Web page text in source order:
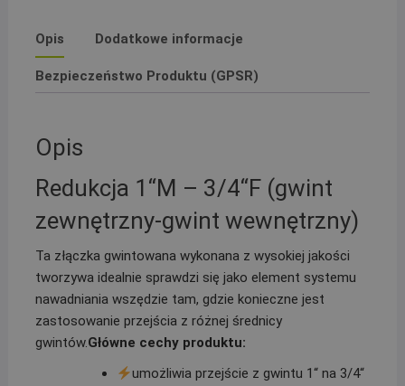
Opis Dodatkowe informacje
Bezpieczeństwo Produktu (GPSR)
Opis
Redukcja 1“M – 3/4“F (gwint
zewnętrzny-gwint wewnętrzny)
Ta złączka gwintowana wykonana z wysokiej jakości
tworzywa idealnie sprawdzi się jako element systemu
nawadniania wszędzie tam, gdzie konieczne jest
zastosowanie przejścia z różnej średnicy
gwintów.Główne cechy produktu:
umożliwia przejście z gwintu 1“ na 3/4“